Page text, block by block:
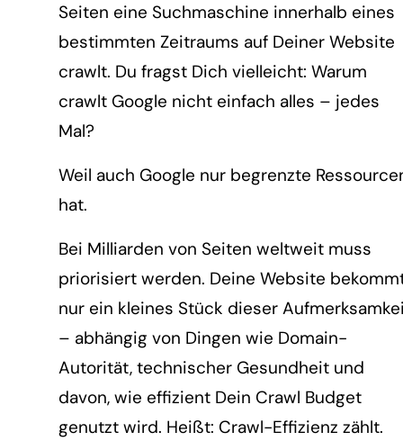
Seiten eine Suchmaschine innerhalb eines
bestimmten Zeitraums auf Deiner Website
crawlt. Du fragst Dich vielleicht: Warum
crawlt Google nicht einfach alles – jedes
Mal?
Weil auch Google nur begrenzte
hat.
Bei Milliarden von Seiten weltweit muss
priorisiert werden. Deine Website
nur ein kleines Stück dieser
– abhängig von Dingen wie Domain-
Autorität, technischer Gesundheit und
davon, wie effizient Dein Crawl Budget
genutzt wird. Heißt: Crawl-Effizienz zählt.